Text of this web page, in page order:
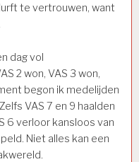
te vertrouwen, want
dag vol
2 won, VAS 3 won,
begon ik medelijden
VAS 7 en 9 haalden
6 verloor kansloos van
Niet alles kan een